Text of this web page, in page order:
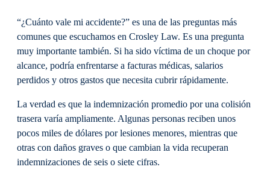
“¿Cuánto vale mi accidente?” es una de las preguntas más
comunes que escuchamos en Crosley Law. Es una pregunta
muy importante también. Si ha sido víctima de un choque por
alcance, podría enfrentarse a facturas médicas, salarios
perdidos y otros gastos que necesita cubrir rápidamente.
La verdad es que la indemnización promedio por una colisión
trasera varía ampliamente. Algunas personas reciben unos
pocos miles de dólares por lesiones menores, mientras que
otras con daños graves o que cambian la vida recuperan
indemnizaciones de seis o siete cifras.